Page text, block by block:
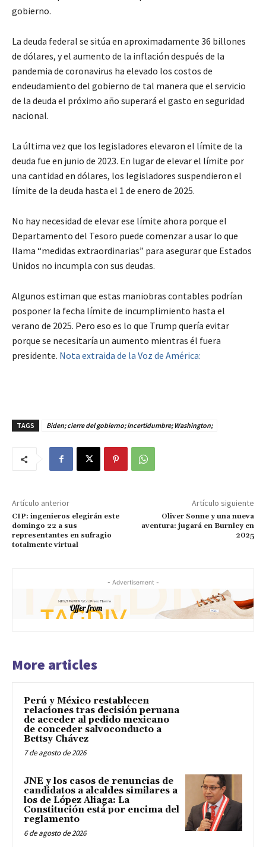
gobierno.
La deuda federal se sitúa en aproximadamente 36 billones
de dólares, y el aumento de la inflación después de la
pandemia de coronavirus ha elevado los costos de
endeudamiento del gobierno de tal manera que el servicio
de la deuda el próximo año superará el gasto en seguridad
nacional.
La última vez que los legisladores elevaron el límite de la
deuda fue en junio de 2023. En lugar de elevar el límite por
una cantidad en dólares, los legisladores suspendieron el
límite de la deuda hasta el 1 de enero de 2025.
No hay necesidad de elevar ese límite ahora porque el
Departamento del Tesoro puede comenzar a usar lo que
llama “medidas extraordinarias” para asegurar que Estados
Unidos no incumpla con sus deudas.
Algunos estiman que estas maniobras contables podrían
posponer la fecha límite de incumplimiento hasta el
verano de 2025. Pero eso es lo que Trump quería evitar
porque se necesitaría un aumento mientras él fuera
presidente. Nota extraida de la Voz de América:
TAGS Biden; cierre del gobierno; incertidumbre; Washington;
Artículo anterior
CIP: ingenieros elegirán este
domingo 22 a sus
representantes en sufragio
totalmente virtual
Artículo siguiente
Oliver Sonne y una nueva
aventura: jugará en Burnley en
2025
- Advertisement -
More articles
Perú y México restablecen
relaciones tras decisión peruana
de acceder al pedido mexicano
de conceder salvoconducto a
Bettsy Chávez
7 de agosto de 2026
JNE y los casos de renuncias de
candidatos a alcaldes similares a
los de López Aliaga: La
Constitución está por encima del
reglamento
6 de agosto de 2026